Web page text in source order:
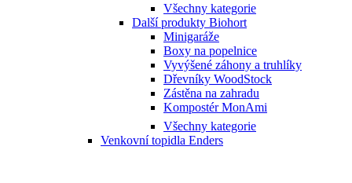
Všechny kategorie
Další produkty Biohort
Minigaráže
Boxy na popelnice
Vyvýšené záhony a truhlíky
Dřevníky WoodStock
Zástěna na zahradu
Kompostér MonAmi
Všechny kategorie
Venkovní topidla Enders